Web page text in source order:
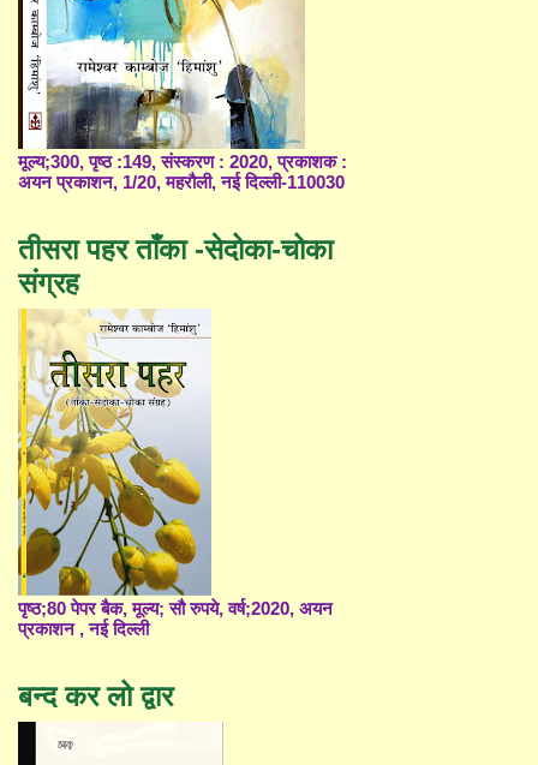
मूल्य;300, पृष्ठ :149, संस्करण : 2020, प्रकाशक :
अयन प्रकाशन, 1/20, महरौली, नई दिल्ली-110030
तीसरा पहर ताँका -सेदोका-चोका
संग्रह
पृष्ठ;80 पेपर बैक, मूल्य; सौ रुपये, वर्ष;2020, अयन
प्रकाशन , नई दिल्ली
बन्द कर लो द्वार